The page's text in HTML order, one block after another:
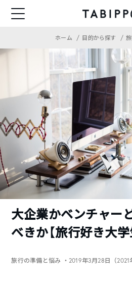
ホーム 目的から探す
大企業かベンチャー
べきか【旅行好き大学
旅行の準備と悩み ・2019年3月28日（2021